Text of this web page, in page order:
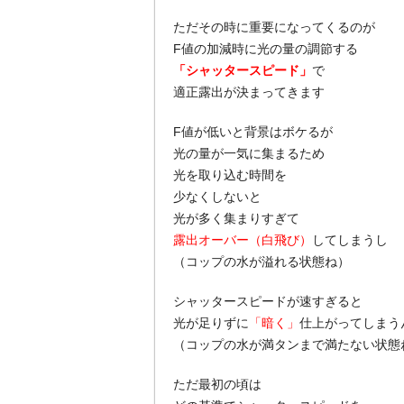
ただその時に重要になってくるのが
F値の加減時に光の量の調節する
「シャッタースピード」 で
適正露出が決まってきます
F値が低いと背景はボケるが
光の量が一気に集まるため
光を取り込む時間を
少なくしないと
光が多く集まりすぎて
露出オーバー（白飛び）
してしまうし
（コップの水が溢れる状態ね）
シャッタースピードが速すぎると
光が足りずに 「暗く」 仕上がってしまう
（コップの水が満タンまで満たない状態
ただ最初の頃は